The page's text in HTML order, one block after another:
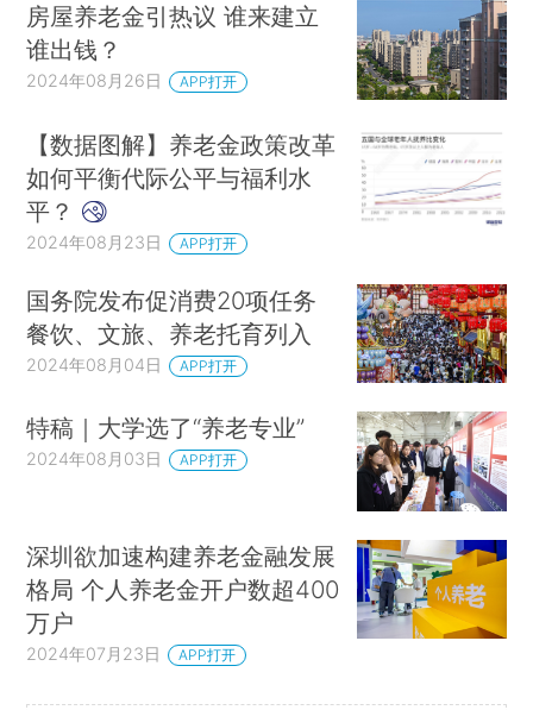
房屋养老金引热议 谁来建立
谁出钱？
2024年08月26日 APP打开
【数据图解】养老金政策改革
如何平衡代际公平与福利水
平？
2024年08月23日 APP打开
国务院发布促消费20项任务
餐饮、文旅、养老托育列入
2024年08月04日 APP打开
特稿｜大学选了“养老专业”
2024年08月03日 APP打开
深圳欲加速构建养老金融发展
格局 个人养老金开户数超400
万户
2024年07月23日 APP打开